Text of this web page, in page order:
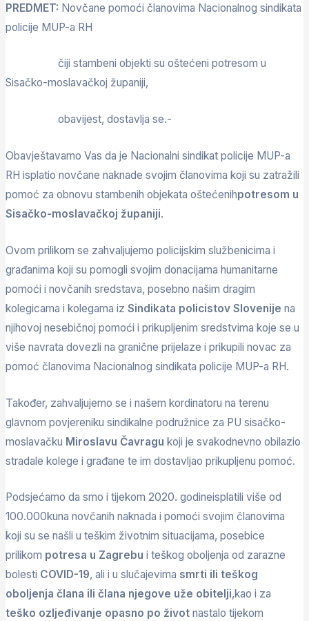
PREDMET: Novčane pomoći članovima Nacionalnog sindikata
policije MUP-a RH
čiji stambeni objekti su oštećeni potresom u
Sisačko-moslavačkoj županiji,
obavijest, dostavlja se.-
Obavještavamo Vas da je Nacionalni sindikat policije MUP-a
RH isplatio novčane naknade svojim članovima koji su zatražili
pomoć za obnovu stambenih objekata oštećenihpotresom u
Sisačko-moslavačkoj županiji.
Ovom prilikom se zahvaljujemo policijskim službenicima i
građanima koji su pomogli svojim donacijama humanitarne
pomoći i novčanih sredstava, posebno našim dragim
kolegicama i kolegama izSindikata policistov Slovenije na
njihovoj nesebičnoj pomoći i prikupljenim sredstvima koje se u
više navrata dovezli na granične prijelaze i prikupili novac za
pomoć članovima Nacionalnog sindikata policije MUP-a RH.
Također, zahvaljujemo se i našem kordinatoru na terenu
glavnom povjereniku sindikalne podružnice za PU sisačko-
moslavačku Miroslavu Čavragu koji je svakodnevno obilazio
stradale kolege i građane te im dostavljao prikupljenu pomoć.
Podsjećamo da smo i tijekom 2020. godineisplatili više od
100.000kuna novčanih naknada i pomoći svojim članovima
koji su se našli u teškim životnim situacijama, posebice
prilikom potresa u Zagrebu i teškog oboljenja od zarazne
bolesti COVID-19, ali i u slučajevima smrti ili teškog
oboljenja člana ili člana njegove uže obitelji,kao i za
teško ozljeđivanje opasno po život nastalo tijekom